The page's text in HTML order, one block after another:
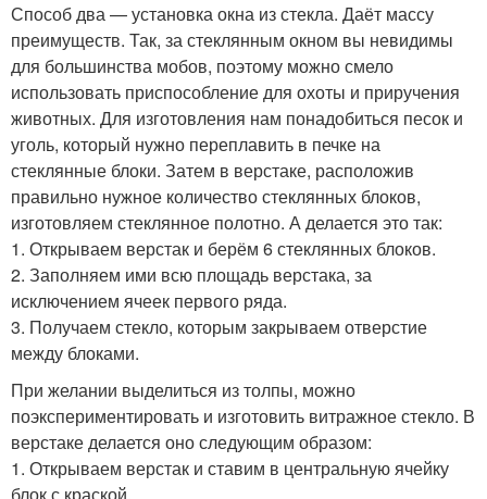
Способ два — установка окна из стекла. Даёт массу
преимуществ. Так, за стеклянным окном вы невидимы
для большинства мобов, поэтому можно смело
использовать приспособление для охоты и приручения
животных. Для изготовления нам понадобиться песок и
уголь, который нужно переплавить в печке на
стеклянные блоки. Затем в верстаке, расположив
правильно нужное количество стеклянных блоков,
изготовляем стеклянное полотно. А делается это так:
1. Открываем верстак и берём 6 стеклянных блоков.
2. Заполняем ими всю площадь верстака, за
исключением ячеек первого ряда.
3. Получаем стекло, которым закрываем отверстие
между блоками.
При желании выделиться из толпы, можно
поэкспериментировать и изготовить витражное стекло. В
верстаке делается оно следующим образом:
1. Открываем верстак и ставим в центральную ячейку